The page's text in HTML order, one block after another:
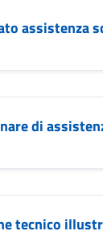
assistenza
di
tecnico